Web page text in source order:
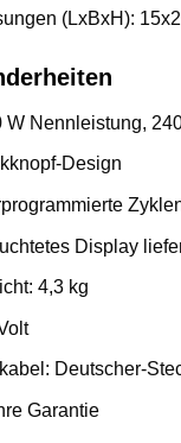
(LxBxH):
W Nennleistung,
Design
Display
4,3 kg
Deutscher-
Garantie